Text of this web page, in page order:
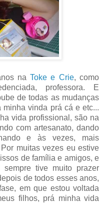
naToke e Crie, como
professora. E
de todas as mudanças
vinda prá cá e etc...
vida profissional, são na
com artesanato, dando
e às vezes, mais
muitas vezes eu estive
de família e amigos, e
tive muito prazer
de todos esses anos,
em que estou voltada
filhos, prá minha vida